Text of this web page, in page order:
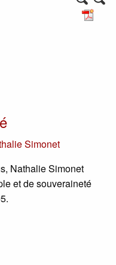
Simonet
Nathalie Simonet
et de souveraineté